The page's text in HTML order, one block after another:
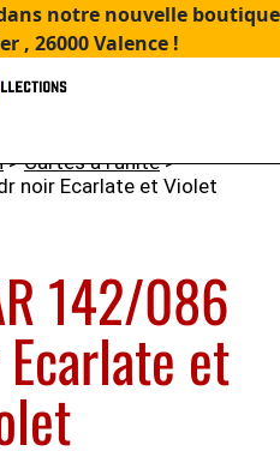
notre nouvelle boutique
, 26000 Valence !
>Cartes à l'unité>
noir Ecarlate et Violet
142/086
et